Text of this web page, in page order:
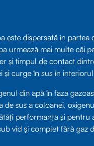
este dispersată în
urmează mai multe căi
și timpul de contact
curge în sus în
din apă în faza
sus a coloanei,
performanța și pentru
vid și complet fără gaz